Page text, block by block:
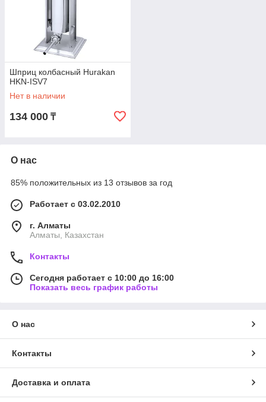
Шприц колбасный Hurakan
HKN-ISV7
Нет в наличии
134 000 ₸
О нас
85% положительных из 13 отзывов за год
Работает с 03.02.2010
г. Алматы
Алматы, Казахстан
Контакты
Сегодня работает с 10:00 до 16:00
Показать весь график работы
О нас
Контакты
Доставка и оплата